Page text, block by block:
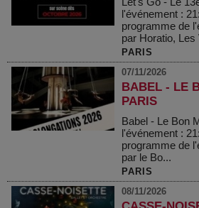
l'événement :
programme de
par Horatio, Les
PARIS
07/11/2026
BABEL - LE
PARIS
Babel - Le Bon
l'événement :
programme de
par le Bo...
PARIS
08/11/2026